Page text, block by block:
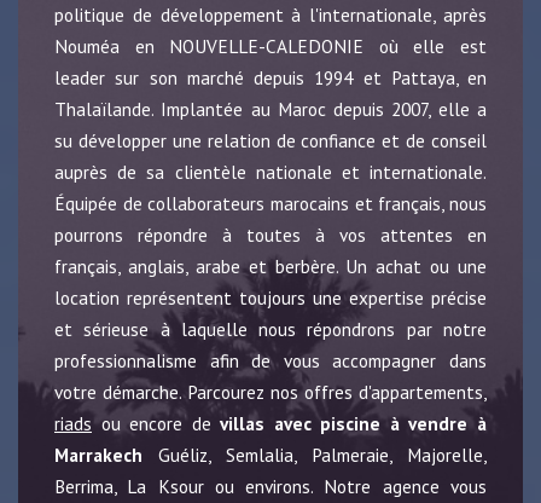
politique de développement à l'internationale, après
Nouméa en NOUVELLE-CALEDONIE où elle est
leader sur son marché depuis 1994 et Pattaya, en
Thalaïlande. Implantée au Maroc depuis 2007, elle a
su développer une relation de confiance et de conseil
auprès de sa clientèle nationale et internationale.
Équipée de collaborateurs marocains et français, nous
pourrons répondre à toutes à vos attentes en
français, anglais, arabe et berbère. Un achat ou une
location représentent toujours une expertise précise
et sérieuse à laquelle nous répondrons par notre
professionnalisme afin de vous accompagner dans
votre démarche. Parcourez nos offres d'appartements,
riads ou encore devillas avec piscine à vendre à
Marrakech Guéliz, Semlalia, Palmeraie, Majorelle,
Berrima, La Ksour ou environs. Notre agence vous